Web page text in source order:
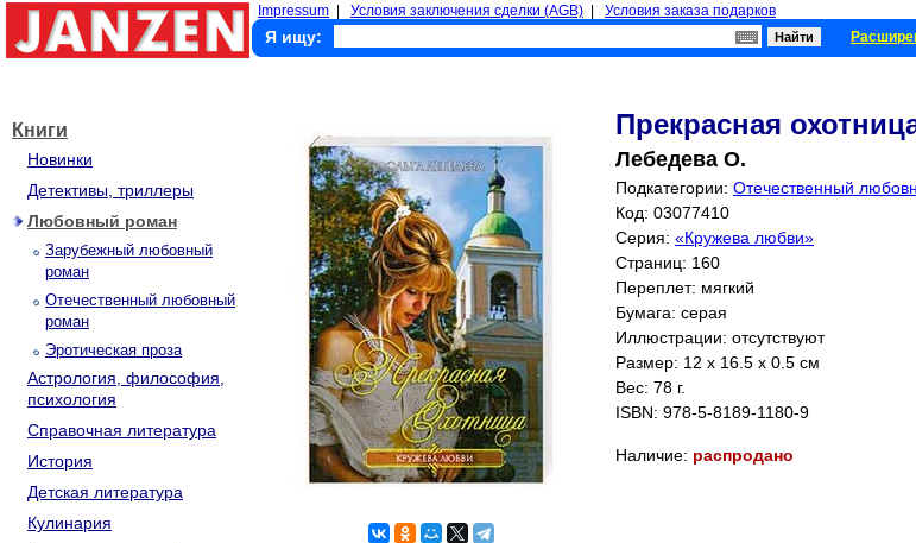
Impressum Условия заключения сделки (AGB) Условия заказа подарков
Я ищу:
Книги
Новинки
Детективы, триллеры
Любовный роман
Зарубежный любовный
роман
Отечественный любовный
роман
Эротическая проза
Астрология, философия,
психология
Справочная литература
История
Детская литература
Кулинария
Прекрасная
Лебедева О.
Подкатегории: Отечественный
Код: 03077410
Серия: «Кружева любви»
Страниц: 160
Переплет: мягкий
Бумага: серая
Иллюстрации: отсутствуют
Размер: 12 x 16.5 x 0.5 см
Вес: 78 г.
ISBN: 978-5-8189-1180-9
Наличие: распродано